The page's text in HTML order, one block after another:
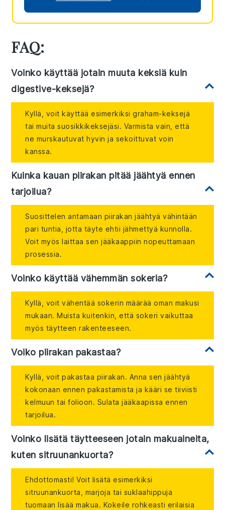
FAQ:
Voinko käyttää jotain muuta keksiä kuin
digestive-keksejä?
Kyllä, voit käyttää esimerkiksi graham-keksejä
tai muita suosikkikeksejäsi. Varmista vain, että
ne murskautuvat hyvin ja sekoittuvat voin
kanssa.
Kuinka kauan piirakan pitää jäähtyä ennen
tarjoilua?
Suosittelen antamaan piirakan jäähtyä vähintään
pari tuntia, jotta täyte ehtii jähmettyä kunnolla.
Voit myös laittaa sen jääkaappiin nopeuttamaan
prosessia.
Voinko käyttää vähemmän sokeria?
Kyllä, voit vähentää sokerin määrää oman makusi
mukaan. Muista kuitenkin, että sokeri vaikuttaa
myös täytteen rakenteeseen.
Voiko piirakan pakastaa?
Kyllä, voit pakastaa piirakan. Anna sen jäähtyä
kokonaan ennen pakastamista ja kääri se tiiviisti
kelmuun tai folioon. Sulata jääkaapissa ennen
tarjoilua.
Voinko lisätä täytteeseen jotain makuaineita,
kuten sitruunankuorta?
Ehdottomasti! Voit lisätä esimerkiksi
sitruunankuorta, marjoja tai suklaahippuja
tuomaan lisää makua. Kokeile rohkeasti erilaisia